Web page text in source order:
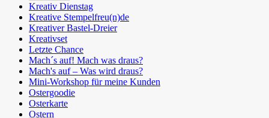
Kreativ Dienstag
Kreative Stempelfreu(n)de
Kreativer Bastel-Dreier
Kreativset
Letzte Chance
Mach´s auf! Mach was draus?
Mach's auf – Was wird draus?
Mini-Workshop für meine Kunden
Ostergoodie
Osterkarte
Ostern